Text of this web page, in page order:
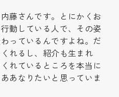
藤さんです。とにかくお
動している人で、その姿
っているんですよね。だ
れるし、紹介も生まれ
れているところを本当に
あなりたいと思っていま